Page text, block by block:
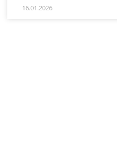
16.01.2026